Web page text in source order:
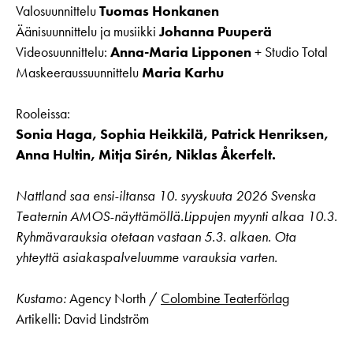
ValosuunnitteluTuomas Honkanen
Äänisuunnittelu ja musiikkiJohanna Puuperä
Videosuunnittelu: Anna-Maria Lipponen+ Studio Total
MaskeeraussuunnitteluMaria Karhu
Rooleissa:
Sonia Haga, Sophia Heikkilä, Patrick Henriksen,
Anna Hultin, Mitja Sirén, Niklas Åkerfelt.
Nattland saa ensi-iltansa 10. syyskuuta 2026 Svenska
Teaternin AMOS-näyttämöllä.Lippujen myynti alkaa 10.3.
Ryhmävarauksia otetaan vastaan 5.3. alkaen. Ota
yhteyttä asiakaspalveluumme varauksia varten.
Kustamo:Agency North / Colombine Teaterförlag
Artikelli: David Lindström